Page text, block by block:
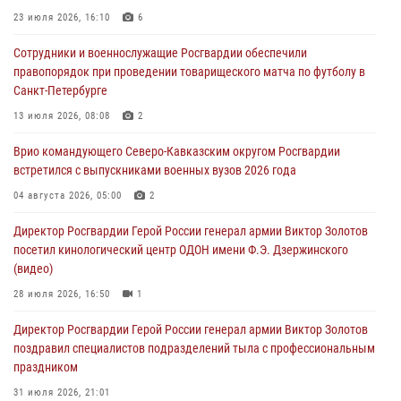
Военнослужащие Софринской бригады Росгвардии встретились с
дорогой к Победе в СВО» (видео)
08 августа 2026, 07:00 2
ОМОН «Ойрат» Управления Росгвардии по Республике Калмыкия
08 августа 2026, 07:00
В Москве росгвардейцы оказали помощь медикам и девушке с
08 августа 2026, 06:32 1
23 июля 2026, 16:10 6
Сотрудники и военнослужащие Росгвардии обеспечили
правопорядок при проведении товарищеского матча по футболу в
Санкт-Петербурге
13 июля 2026, 08:08 2
Врио командующего Северо-Кавказским округом Росгвардии
встретился с выпускниками военных вузов 2026 года
04 августа 2026, 05:00 2
Директор Росгвардии Герой России генерал армии Виктор Золотов
посетил кинологический центр ОДОН имени Ф.Э. Дзержинского
(видео)
28 июля 2026, 16:50 1
Директор Росгвардии Герой России генерал армии Виктор Золотов
поздравил специалистов подразделений тыла с профессиональным
праздником
31 июля 2026, 21:01